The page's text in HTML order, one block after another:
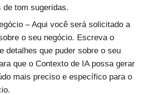
de tom sugeridas.
– Aqui você será solicitado a
o seu negócio. Escreva o
detalhes que puder sobre o seu
que o Contexto de IA possa gerar
mais preciso e específico para o